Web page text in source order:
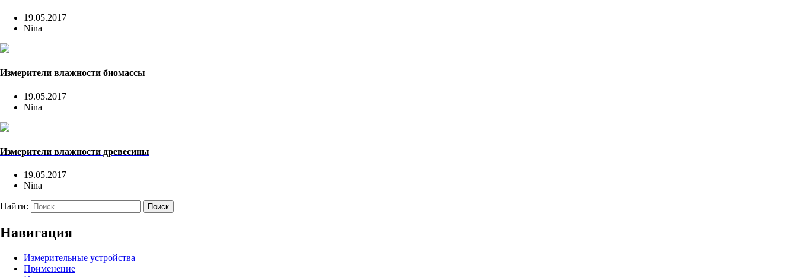
19.05.2017
Nina
Измерители влажности биомассы
19.05.2017
Nina
Измерители влажности древесины
19.05.2017
Nina
Найти:
Навигация
Измерительные устройства
Применение